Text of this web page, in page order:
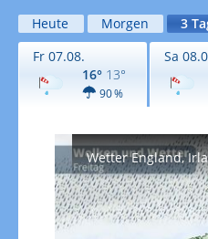
Heute Morgen 3
Fr 07.08.
16° 13°
90 %
Sa
Wetter England,